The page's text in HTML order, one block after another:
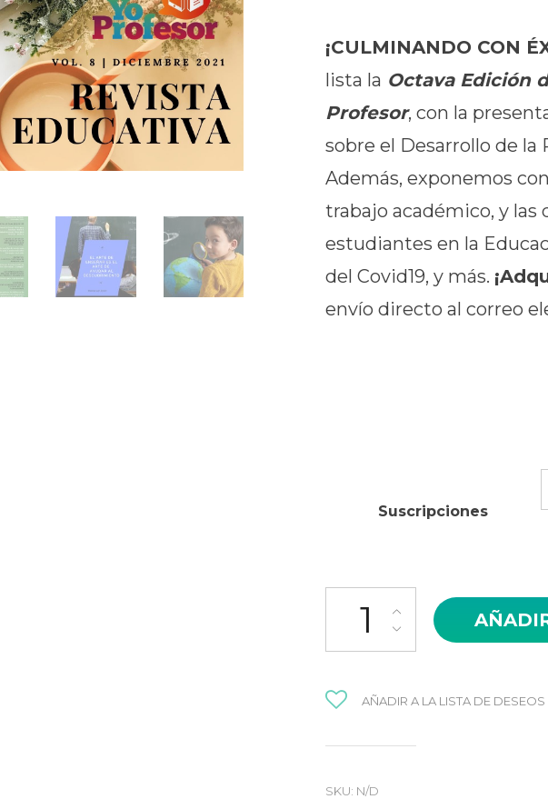
¡CULMINANDO CON
lista la Octava Edición
Profesor, con la
sobre el Desarrollo de la
Además, exponemos
trabajo académico, y
estudiantes en la
del Covid19, y más.
envío directo al correo
Suscripciones
Revista Educativa Yo
AÑADIR A LA LISTA DE DESEOS
SKU: N/D